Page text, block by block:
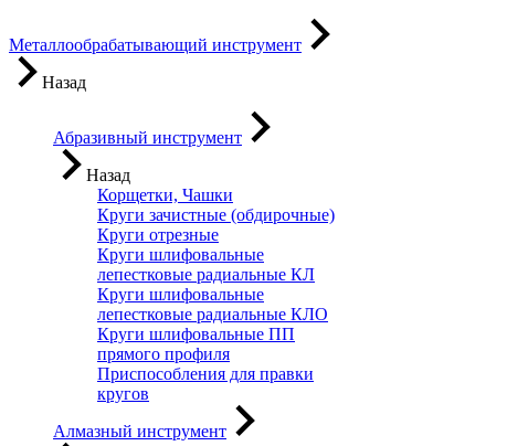
Металлообрабатывающий инструмент
Назад
Абразивный инструмент
Назад
Корщетки, Чашки
Круги зачистные (обдирочные)
Круги отрезные
Круги шлифовальные
лепестковые радиальные КЛ
Круги шлифовальные
лепестковые радиальные КЛО
Круги шлифовальные ПП
прямого профиля
Приспособления для правки
кругов
Алмазный инструмент